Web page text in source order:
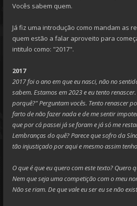
Vocês sabem quem.
Já fiz uma introdução como mandam as
quem estão a falar aproveito para
intitulo como: "2017".
2017
2017 foi o ano em que eu nasci, não no
sabem. Estamos em 2023 e eu tento
porquê?" Perguntam vocês. Tento renascer
farto de não fazer nada e de me sentir
que por cá passei já se foram e já só me
Lembranças do quê? Parece que sofro da
tão injustiçado por aqui e mesmo assim
O que é que eu quero com este texto? Quero
Nem que seja uma competição com o meu
Não se riam. De que vale eu ser eu se não